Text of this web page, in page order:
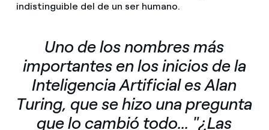
indistinguible del de un ser humano.
Uno de los nombres más
importantes en los inicios de la
Inteligencia Artificial es Alan
Turing, que se hizo una pregunta
que lo cambió todo... "¿Las